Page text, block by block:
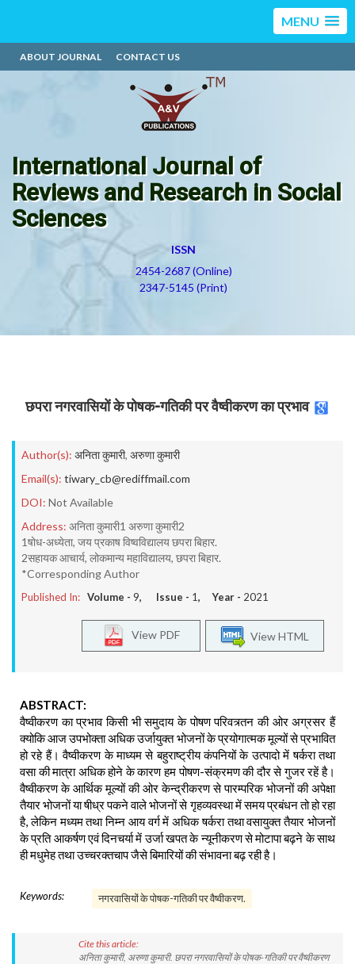
MENU
ABOUT JOURNAL CONTACT US
International Journal of
Reviews and Research in Social
Sciences
ISSN
2454-2687 (Online)
2347-5145 (Print)
छपरा नगरवासियों के पोषक-गतिकी पर वैष्वीकरण का प्रभाव
Author(s): अनिता कुमारी, अरुणा कुमारी
Email(s): tiwary_cb@rediffmail.com
DOI: Not Available
Address: अनिता कुमारी1 अरुणा कुमारी2
1षोध-अध्येता, जय प्रकाष विष्वविद्यालय छपरा बिहार.
2सहायक आचार्य, लोकमान्य महाविद्यालय, छपरा बिहार.
*Corresponding Author
Published In: Volume - 9, Issue - 1, Year - 2021
View HTML
View PDF
ABSTRACT:
वैष्वीकरण का प्रभाव किसी भी समुदाय के पोषण परिवत्र्तन की ओर अग्रसर हैं
क्योकि आज उपभोक्ता अधिक उर्जायुक्त भोजनों के प्रयोगात्मक मूल्यों से प्रभावित
हो रहे हैं। वैष्वीकरण के माध्यम से बहुराष्ट्रीय कंपनियों के उत्पादो में षर्करा तथा
वसा की मात्रा अधिक होने के कारण हम पोषण-संक्रमण की दौर से गुजर रहें है।
वैष्वीकरण के आर्थिक मूल्यों की ओर केन्द्रीकरण से पारम्परिक भोजनों की अपेक्षा
तैयार भोजनों या षीध्र पकने वाले भोजनों से गृहव्यवस्था में समय प्रबंधन तो हो रहा
है, लेकिन मध्यम तथा निम्न आय वर्ग में अधिक षर्करा तथा वसायुक्त तैयार भोजनों
के प्रति आकर्षण एवं दिनचर्या में उर्जा खपत के न्यूनीकरण से मोटापा बढ़ने के साथ
ही मधुमेह तथा उच्चरक्तचाप जैसे बिमारियों की संभावना बढ़ रही है।
Keywords: नगरवासियों के पोषक-गतिकी पर वैष्वीकरण.
Cite this article:
अनिता कुमारी, अरुणा कुमारी. छपरा नगरवासियों के पोषक-गतिकी पर वैष्वीकरण